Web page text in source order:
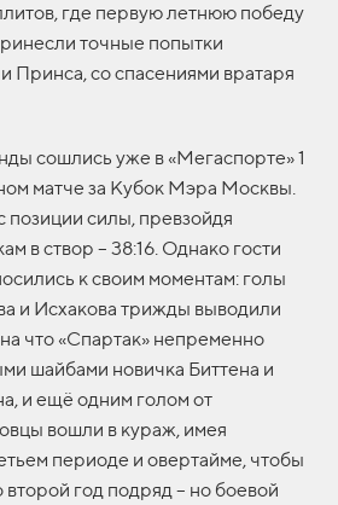
где первую летнюю победу
точные попытки
Принса, со спасениями вратаря
сошлись уже в «Мегаспорте» 1
матче за Кубок Мэра Москвы.
позиции силы, превзойдя
в створ – 38:16. Однако гости
к своим моментам: голы
и Исхакова трижды выводили
что «Спартак» непременно
шайбами новичка Биттена и
и ещё одним голом от
вошли в кураж, имея
периоде и овертайме, чтобы
год подряд – но боевой